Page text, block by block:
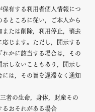
保有する利用者個人情報につ
るところに従い，ご本人から
または削除，利用停止，消去
応じます。ただし，開示する
れかに該当する場合は，その
示しないこともあり，開示し
には，その旨を遅滞なく通知
者の生命，身体，財産その
るおそれがある場合